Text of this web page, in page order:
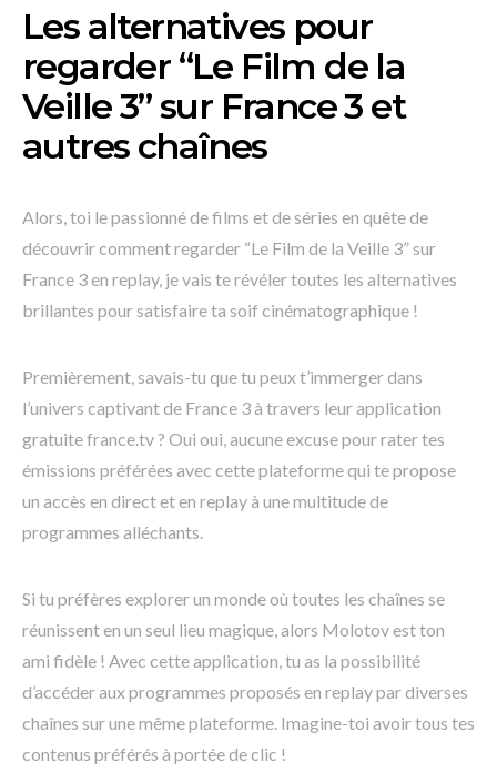
Les alternatives pour
regarder “Le Film de la
Veille 3” sur France 3 et
autres chaînes
Alors, toi le passionné de films et de séries en quête de
découvrir comment regarder “Le Film de la Veille 3” sur
France 3 en replay, je vais te révéler toutes les alternatives
brillantes pour satisfaire ta soif cinématographique !
Premièrement, savais-tu que tu peux t’immerger dans
l’univers captivant de France 3 à travers leur application
gratuite france.tv ? Oui oui, aucune excuse pour rater tes
émissions préférées avec cette plateforme qui te propose
un accès en direct et en replay à une multitude de
programmes alléchants.
Si tu préfères explorer un monde où toutes les chaînes se
réunissent en un seul lieu magique, alors Molotov est ton
ami fidèle ! Avec cette application, tu as la possibilité
d’accéder aux programmes proposés en replay par diverses
chaînes sur une même plateforme. Imagine-toi avoir tous tes
contenus préférés à portée de clic !